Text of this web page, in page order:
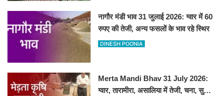
नागौर मंडी भाव 31 जुलाई 2026: ग्वार में 60
रुपए की तेजी, अन्य फसलों के भाव रहे स्थिर
DINESH POONIA
Merta Mandi Bhav 31 July 2026:
ग्वार, तारामीरा, असालिया में तेजी, चना, सुवा,